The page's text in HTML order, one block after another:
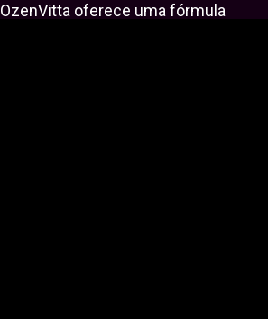
OzenVitta oferece uma fórmula